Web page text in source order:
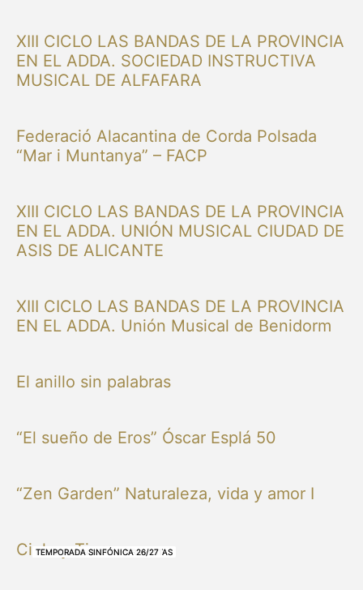
NUESTRAS BANDAS Y ORQUESTAS
XIII CICLO LAS BANDAS DE LA PROVINCIA
EN EL ADDA. SOCIEDAD INSTRUCTIVA
MUSICAL DE ALFAFARA
NUESTRAS BANDAS Y ORQUESTAS
Federació Alacantina de Corda Polsada
“Mar i Muntanya” – FACP
OTRAS MÚSICAS
XIII CICLO LAS BANDAS DE LA PROVINCIA
EN EL ADDA. UNIÓN MUSICAL CIUDAD DE
ASIS DE ALICANTE
NUESTRAS BANDAS Y ORQUESTAS
XIII CICLO LAS BANDAS DE LA PROVINCIA
EN EL ADDA. Unión Musical de Benidorm
NUESTRAS BANDAS Y ORQUESTAS
El anillo sin palabras
TEMPORADA SINFÓNICA 26/27
“El sueño de Eros” Óscar Esplá 50
TEMPORADA SINFÓNICA 26/27
“Zen Garden” Naturaleza, vida y amor I
TEMPORADA SINFÓNICA 26/27
Cielo y Tierra
TEMPORADA SINFÓNICA 26/27